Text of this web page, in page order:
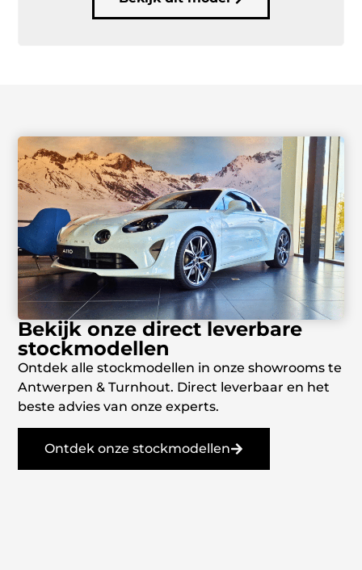
Bekijk onze direct leverbare
stockmodellen
Ontdek alle stockmodellen in onze showrooms te
Antwerpen & Turnhout. Direct leverbaar en het
beste advies van onze experts.
Ontdek onze stockmodellen